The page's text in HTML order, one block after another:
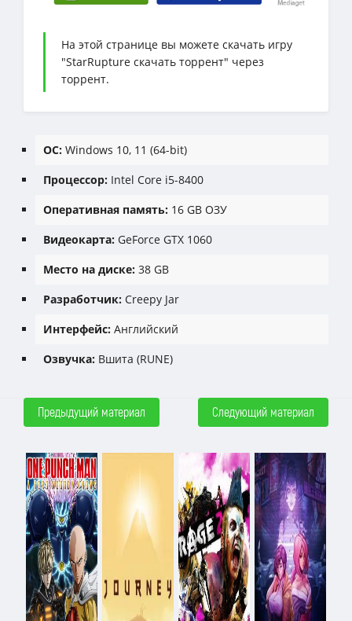
На этой странице вы можете скачать игру
"StarRupture скачать торрент" через
торрент.
ОС: Windows 10, 11 (64-bit)
Процессор: Intel Core i5-8400
Оперативная память: 16 GB ОЗУ
Видеокарта: GeForce GTX 1060
Место на диске: 38 GB
Разработчик: Creepy Jar
Интерфейс: Английский
Озвучка: Вшита (RUNE)
Предыдущий материал Следующий материал